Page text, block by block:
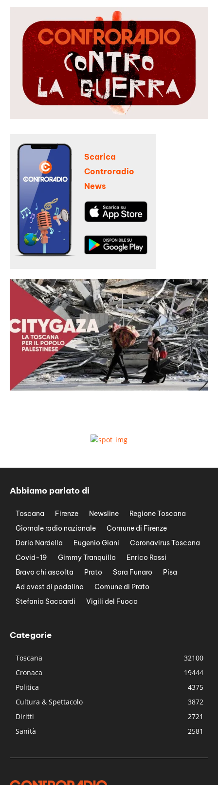
Scarica
Controradio
News
Abbiamo parlato di
Toscana Firenze Newsline
Regione Toscana
Giornale radio nazionale
Comune di Firenze
Dario Nardella
Eugenio Giani
Coronavirus Toscana
Covid-19
Gimmy Tranquillo
Enrico Rossi
Bravo chi ascolta
Prato Sara Funaro
Pisa
Ad ovest di padalino
Comune di Prato
Stefania Saccardi
Vigili del Fuoco
Categorie
Toscana
32100
Cronaca
19444
Politica
4375
Cultura & Spettacolo
3872
Diritti
2721
Sanità
2581